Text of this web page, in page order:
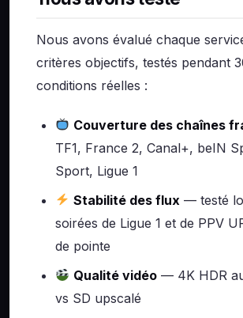
Nous avons évalué chaque
critères objectifs, testés pendant
conditions réelles :
Couverture des chaînes
TF1, France 2, Canal+, beIN
Sport, Ligue 1
Stabilité des flux — testé
soirées de Ligue 1 et de PPV
de pointe
Qualité vidéo — 4K HDR
vs SD upscalé